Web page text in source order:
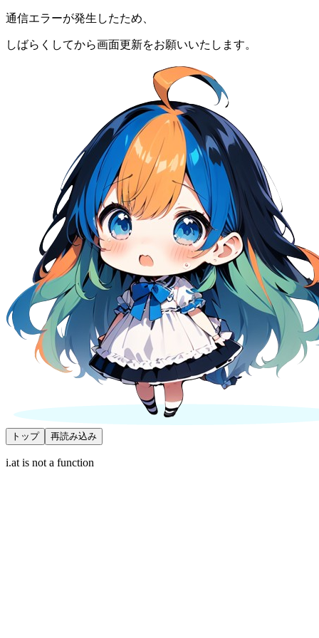
通信エラーが発生したため、
しばらくしてから画面更新をお願いいたします。
トップ 再読み込み
i.at is not a function